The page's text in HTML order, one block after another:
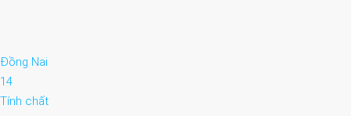
Đồng Nai
14
Tính chất